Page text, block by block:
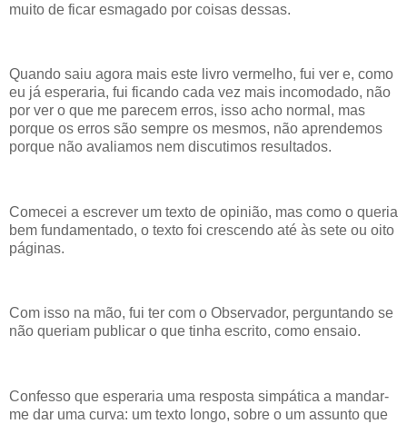
muito de ficar esmagado por coisas dessas.
Quando saiu agora mais este livro vermelho, fui ver e, como
eu já esperaria, fui ficando cada vez mais incomodado, não
por ver o que me parecem erros, isso acho normal, mas
porque os erros são sempre os mesmos, não aprendemos
porque não avaliamos nem discutimos resultados.
Comecei a escrever um texto de opinião, mas como o queria
bem fundamentado, o texto foi crescendo até às sete ou oito
páginas.
Com isso na mão, fui ter com o Observador, perguntando se
não queriam publicar o que tinha escrito, como ensaio.
Confesso que esperaria uma resposta simpática a mandar-
me dar uma curva: um texto longo, sobre o um assunto que